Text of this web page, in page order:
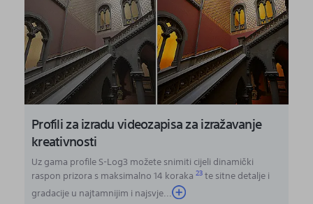
Profili za izradu videozapisa za izražavanje
kreativnosti
Uz gama profile S-Log3 možete snimiti cijeli dinamički
raspon prizora s maksimalno 14 koraka23te sitne detalje i
gradacije u najtamnijim i najsvje...